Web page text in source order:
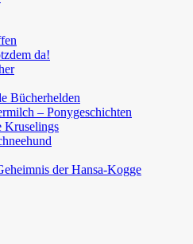
da!
Bücherhelden
– Ponygeschichten
Kruselings
der Hansa-Kogge